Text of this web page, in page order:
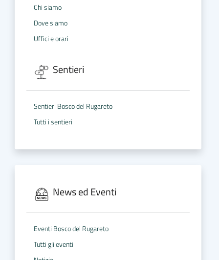
Chi siamo
Dove siamo
Uffici e orari
Sentieri
Sentieri Bosco del Rugareto
Tutti i sentieri
News ed Eventi
Eventi Bosco del Rugareto
Tutti gli eventi